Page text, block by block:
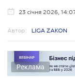
23 січня 2026,
Автор: LIGA ZAKON
Реклама